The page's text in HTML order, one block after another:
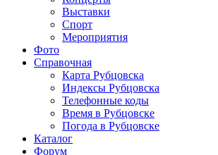
Выставки
Спорт
Мероприятия
Фото
Справочная
Карта Рубцовска
Индексы Рубцовска
Телефонные коды
Время в Рубцовске
Погода в Рубцовске
Каталог
Форум